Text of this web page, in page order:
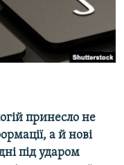
принесло не
а й нові
під ударом